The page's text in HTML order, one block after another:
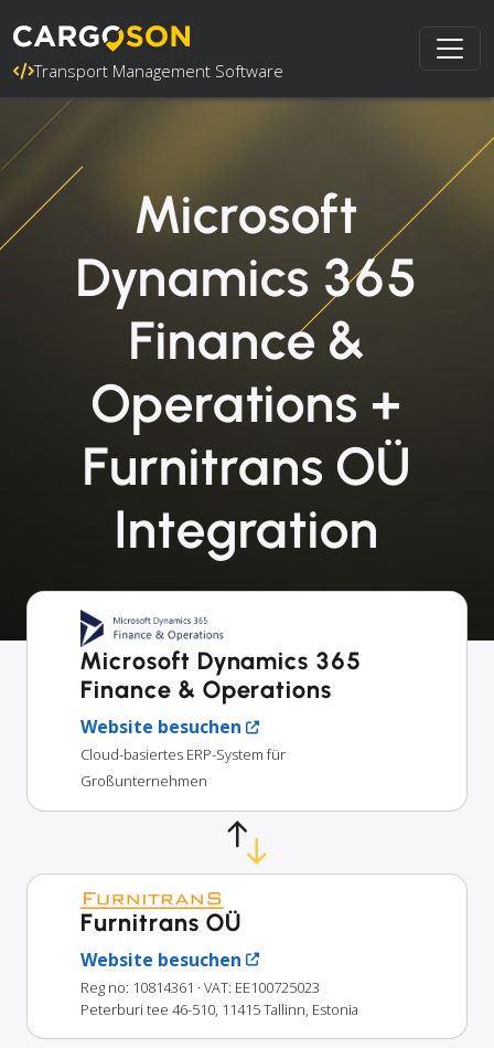
Transport Management Software
Microsoft
Dynamics 365
Finance &
Operations +
Furnitrans OÜ
Integration
Microsoft Dynamics 365
Finance & Operations
Website besuchen
Cloud-basiertes ERP-System für
Großunternehmen
Furnitrans OÜ
Website besuchen
Reg no: 10814361 · VAT: EE100725023
Peterburi tee 46-510, 11415 Tallinn, Estonia